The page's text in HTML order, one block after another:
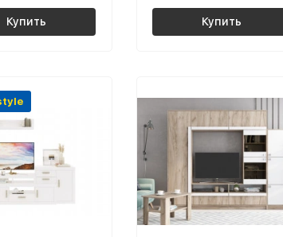
Купить Купить